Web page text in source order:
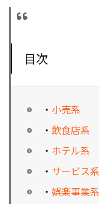
目次
・ 小売系
・ 飲食店系
・ ホテル系
・ サービス系
・ 娯楽事業系